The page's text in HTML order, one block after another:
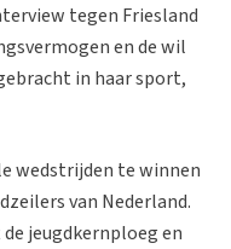
tegen Friesland
en de wil
in haar sport,
wedstrijden te winnen
van Nederland.
jeugdkernploeg en